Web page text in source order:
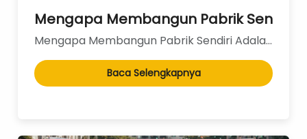
Mengapa Membangun Pabrik Sendiri
Mengapa Membangun Pabrik Sendiri Adalah "Bunuh Diri" Finansial bagi Beautypreneur Baru: Sebuah Anali...
Baca Selengkapnya